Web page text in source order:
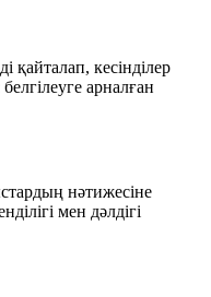
қайталап, кесінділер
арналған
нәтижесіне
мен дәлдігі